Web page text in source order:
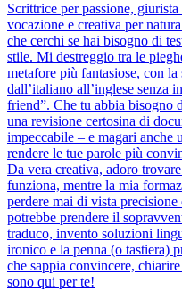
Scrittrice per passione,
vocazione e creativa per
che cerchi se hai bisogno di
stile. Mi destreggio tra le
metafore più fantasiose, con la
dall’italiano all’inglese senza
friend”. Che tu abbia bisogno
una revisione certosina di
impeccabile – e magari anche
rendere le tue parole più
Da vera creativa, adoro
funziona, mentre la mia
perdere mai di vista
potrebbe prendere il
traduco, invento soluzioni
ironico e la penna (o tastiera)
che sappia convincere,
sono qui per te!